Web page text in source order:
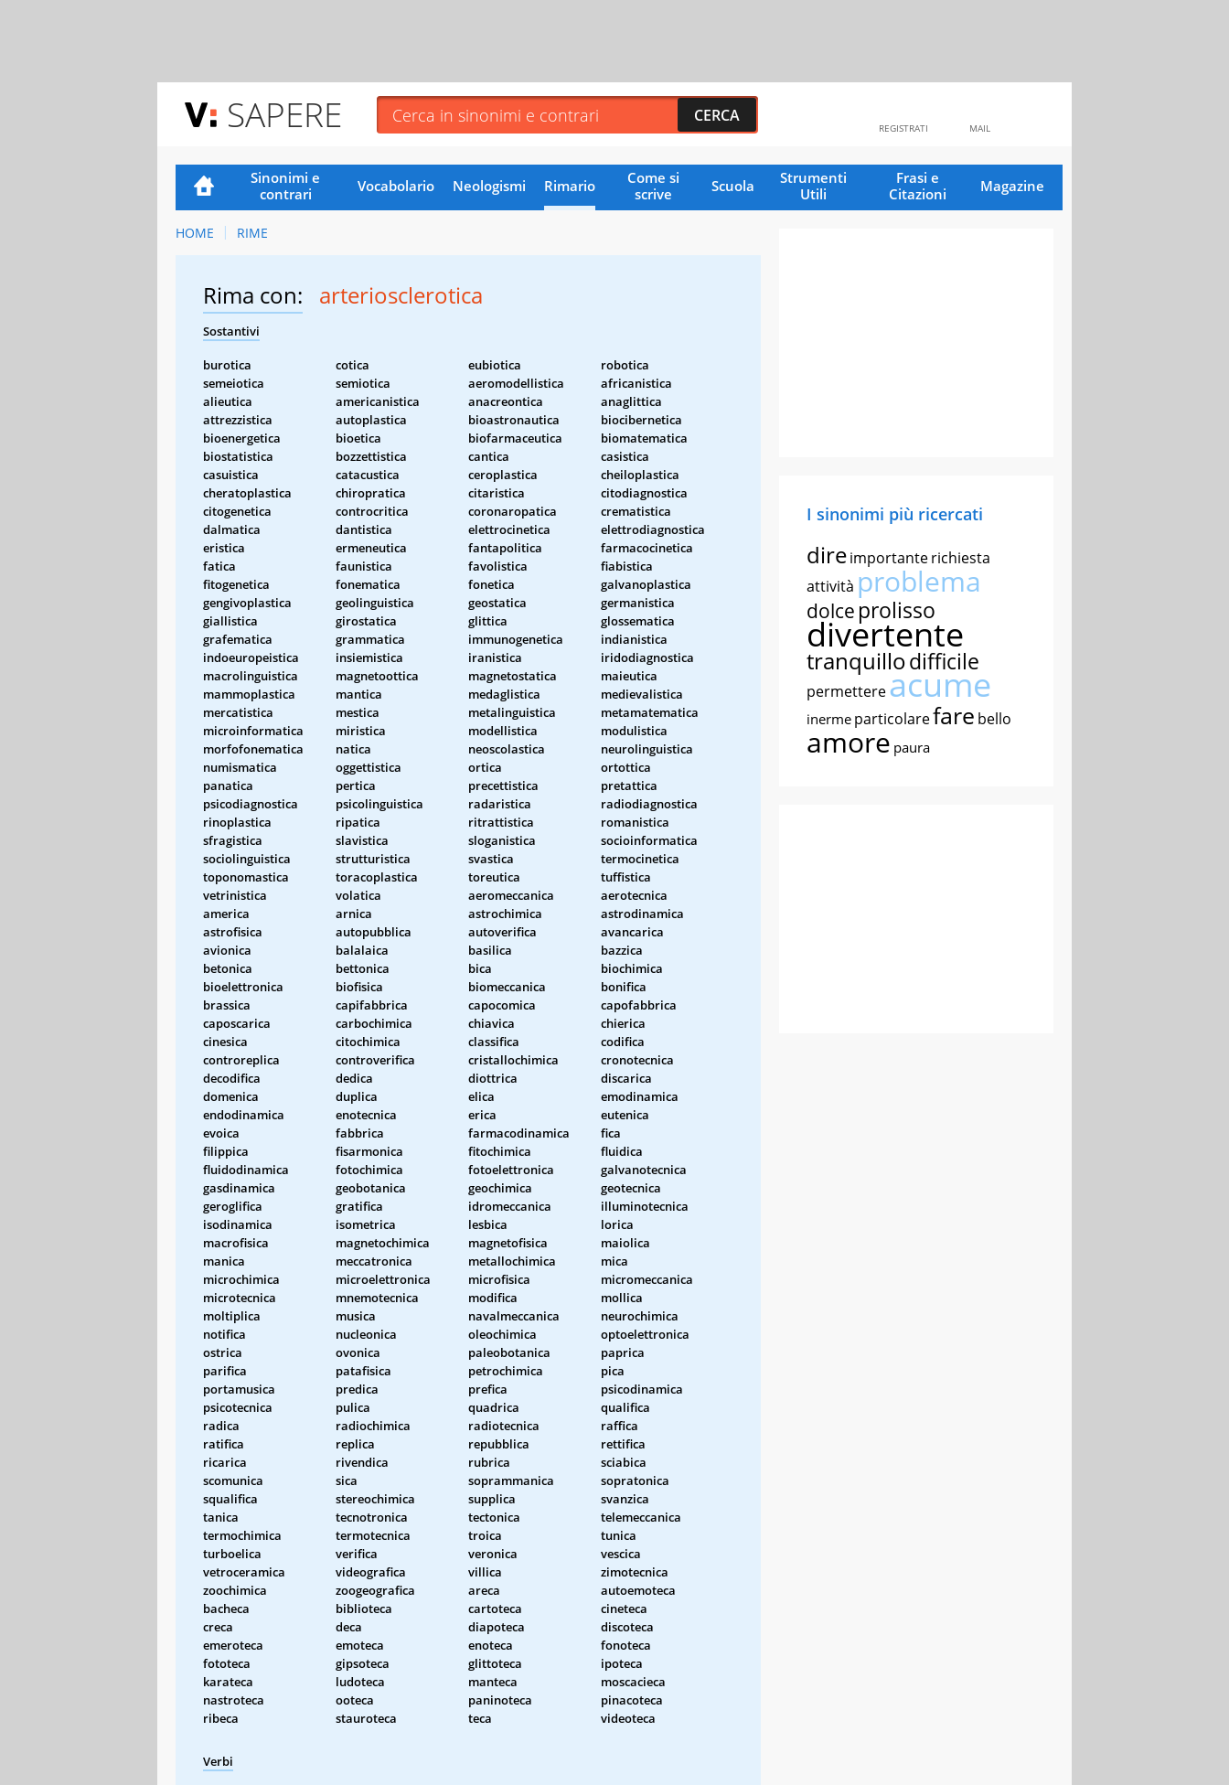
SAPERE MAIL
REGISTRATI
Sinonimi e
contrari
Vocabolario Neologismi Rimario
Come si
scrive
Scuola
Strumenti
Utili
Frasi e
Citazioni
Magazine
HOME RIME
Rima con: arteriosclerotica
Sostantivi
burotica cotica eubiotica
robotica
semeiotica
semiotica aeromodellistica
africanistica
alieutica
americanistica anacreontica
anaglittica
attrezzistica
autoplastica bioastronautica
biocibernetica
bioenergetica
bioetica biofarmaceutica
biomatematica
biostatistica
bozzettistica cantica
casistica
casuistica
catacustica ceroplastica
cheiloplastica
cheratoplastica
chiropratica citaristica
citodiagnostica
citogenetica
controcritica coronaropatica
crematistica
dalmatica
dantistica elettrocinetica
elettrodiagnostica
eristica
ermeneutica fantapolitica
farmacocinetica
fatica
faunistica favolistica
fiabistica
fitogenetica
fonematica fonetica
galvanoplastica
gengivoplastica
geolinguistica geostatica
germanistica
giallistica
girostatica glittica
glossematica
grafematica
grammatica immunogenetica
indianistica
indoeuropeistica
insiemistica iranistica
iridodiagnostica
macrolinguistica
magnetoottica magnetostatica
maieutica
mammoplastica
mantica medaglistica
medievalistica
mercatistica
mestica metalinguistica
metamatematica
microinformatica
miristica modellistica
modulistica
morfofonematica
natica neoscolastica
neurolinguistica
numismatica
oggettistica ortica
ortottica
panatica
pertica precettistica
pretattica
psicodiagnostica
psicolinguistica radaristica
radiodiagnostica
rinoplastica
ripatica ritrattistica
romanistica
sfragistica
slavistica sloganistica
socioinformatica
sociolinguistica
strutturistica svastica
termocinetica
toponomastica
toracoplastica toreutica
tuffistica
vetrinistica
volatica aeromeccanica
aerotecnica
america
arnica astrochimica
astrodinamica
astrofisica
autopubblica autoverifica
avancarica
avionica
balalaica basilica
bazzica
betonica
bettonica bica
biochimica
bioelettronica
biofisica biomeccanica
bonifica
brassica
capifabbrica capocomica
capofabbrica
caposcarica
carbochimica chiavica
chierica
cinesica
citochimica classifica
codifica
controreplica
controverifica cristallochimica
cronotecnica
decodifica
dedica diottrica
discarica
domenica
duplica elica
emodinamica
endodinamica
enotecnica erica
eutenica
evoica
fabbrica farmacodinamica
fica
filippica
fisarmonica fitochimica
fluidica
fluidodinamica
fotochimica fotoelettronica
galvanotecnica
gasdinamica
geobotanica geochimica
geotecnica
geroglifica
gratifica idromeccanica
illuminotecnica
isodinamica
isometrica lesbica
lorica
macrofisica
magnetochimica magnetofisica
maiolica
manica
meccatronica metallochimica
mica
microchimica
microelettronica microfisica
micromeccanica
microtecnica
mnemotecnica modifica
mollica
moltiplica
musica navalmeccanica
neurochimica
notifica
nucleonica oleochimica
optoelettronica
ostrica
ovonica paleobotanica
paprica
parifica
patafisica petrochimica
pica
portamusica
predica prefica
psicodinamica
psicotecnica
pulica quadrica
qualifica
radica
radiochimica radiotecnica
raffica
ratifica
replica repubblica
rettifica
ricarica
rivendica rubrica
sciabica
scomunica
sica soprammanica
sopratonica
squalifica
stereochimica supplica
svanzica
tanica
tecnotronica tectonica
telemeccanica
termochimica
termotecnica troica
tunica
turboelica
verifica veronica
vescica
vetroceramica
videografica villica
zimotecnica
zoochimica
zoogeografica areca
autoemoteca
bacheca
biblioteca cartoteca
cineteca
creca
deca diapoteca
discoteca
emeroteca
emoteca enoteca
fonoteca
fototeca
gipsoteca glittoteca
ipoteca
karateca
ludoteca manteca
moscacieca
nastroteca
ooteca paninoteca
pinacoteca
ribeca
stauroteca teca videoteca
Verbi
I sinonimi più ricercati
direimportanterichiesta
attività problema
dolce prolisso
divertente
tranquillodifficile
permettereacume
inerme particolarefare bello
amore paura